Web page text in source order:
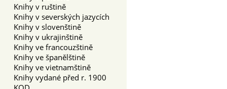
Knihy v ruštině
Knihy v severských jazycích
Knihy v slovenštině
Knihy v ukrajinštině
Knihy ve francouzštině
Knihy ve španělštině
Knihy ve vietnamštině
Knihy vydané před r. 1900